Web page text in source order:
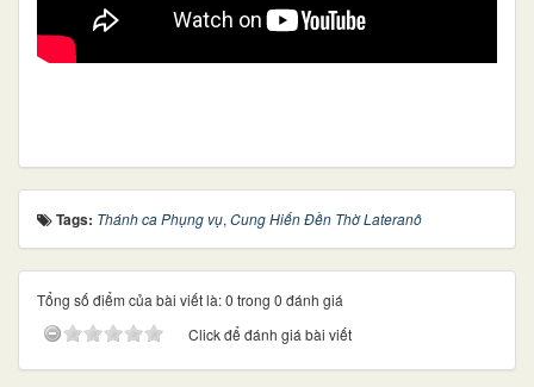
Tags: Thánh ca Phụng vụ, Cung Hiến Đền Thờ Lateranô
Tổng số điểm của bài viết là: 0 trong 0 đánh giá
Click để đánh giá bài viết